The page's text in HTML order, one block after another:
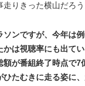
りきった横山だろう
ンですが、今年は
は視聴率にも出て
が番組終了時点で7
たむきに走る姿に